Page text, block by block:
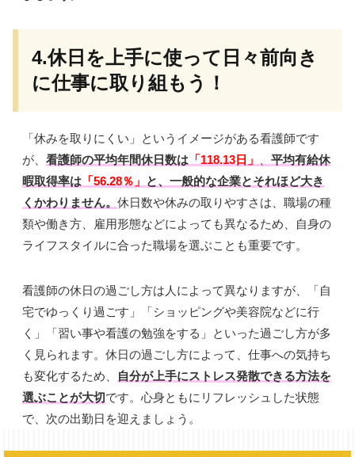
4.休日を上手に使って日々前向き
に仕事に取り組もう！
「休みを取りにくい」というイメージがある看護師です
が、 看護師の平均年間休日数は 「118.13日」
平均有給休
暇取得率は 「56.28％」 と、一般的な企業とそれほど大き
くかわりません。 休日数や休みの取りやすさは、職場の種
類や働き方、雇用形態などによっても異なるため、自身の
ライフスタイルに合った職場を選ぶことも重要です。
看護師の休日の過ごし方は人によって異なりますが、「自
宅でゆっくり過ごす」「ショッピングや美容院などに行
く」「習い事や看護の勉強をする」といった過ごし方が多
く見られます。休日の過ごし方によって、仕事への気持ち
も変化するため、
自分が上手にストレス発散できる方法を
選ぶことが大切です。心身ともにリフレッシュした状態
で、次の出勤日を迎えましょう。